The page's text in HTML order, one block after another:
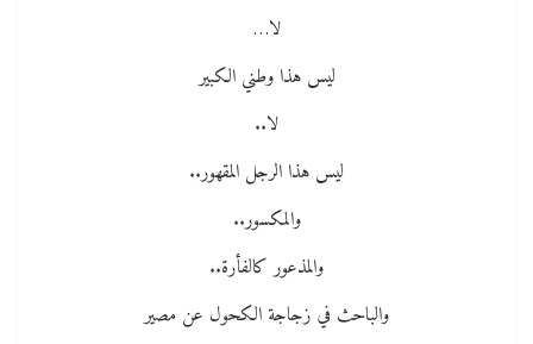
لا…
ليس هذا وطني الكبير
لا..
ليس هذا الرجل المقهور..
والمكسور..
والمذعور كالفأرة..
والباحث في زجاجة الكحول عن مصير